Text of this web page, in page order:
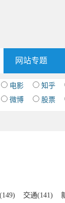
网站专题
电影 知乎
微博 股票
交通(141)